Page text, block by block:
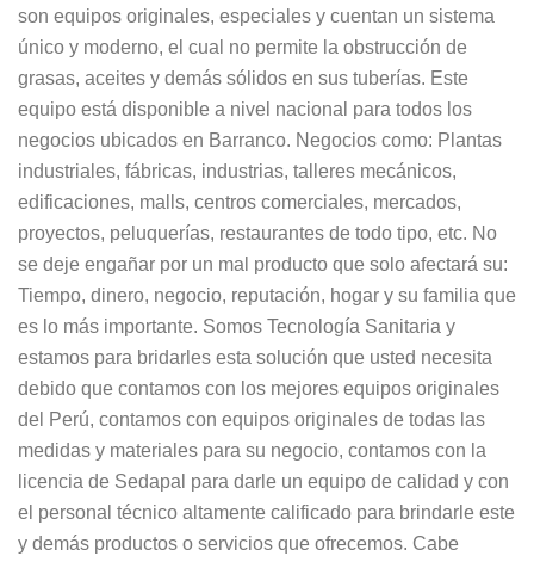
son equipos originales, especiales y cuentan un sistema
único y moderno, el cual no permite la obstrucción de
grasas, aceites y demás sólidos en sus tuberías. Este
equipo está disponible a nivel nacional para todos los
negocios ubicados en Barranco. Negocios como: Plantas
industriales, fábricas, industrias, talleres mecánicos,
edificaciones, malls, centros comerciales, mercados,
proyectos, peluquerías, restaurantes de todo tipo, etc. No
se deje engañar por un mal producto que solo afectará su:
Tiempo, dinero, negocio, reputación, hogar y su familia que
es lo más importante. Somos Tecnología Sanitaria y
estamos para bridarles esta solución que usted necesita
debido que contamos con los mejores equipos originales
del Perú, contamos con equipos originales de todas las
medidas y materiales para su negocio, contamos con la
licencia de Sedapal para darle un equipo de calidad y con
el personal técnico altamente calificado para brindarle este
y demás productos o servicios que ofrecemos. Cabe